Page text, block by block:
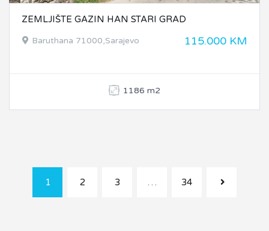
ZEMLJIŠTE GAZIN HAN STARI GRAD
Baruthana 71000,Sarajevo 115.000 KM
1186 m2
1 2 3 … 34